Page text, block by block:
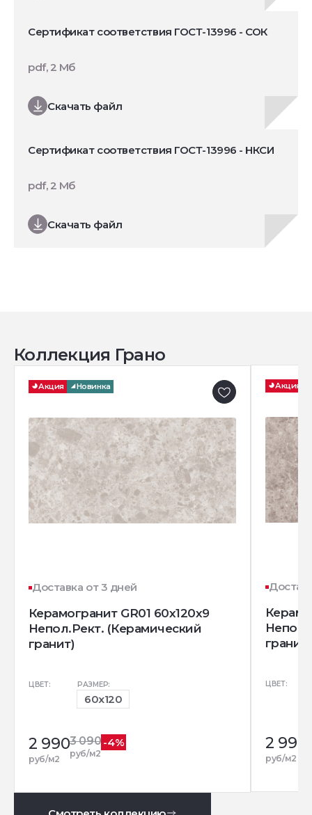
Сертификат соответствия ГОСТ-13996 - СОК
Скачать файл
pdf, 2 Мб
Сертификат соответствия ГОСТ-13996 - НКСИ
Скачать файл
pdf, 2 Мб
Коллекция Грано
Акция Новинка
Доставка от 3 дней
Керамогранит GR01 60x120x9
Непол.Рект. (Керамический
гранит)
ЦВЕТ: РАЗМЕР:
60x120
2 990
руб/м2
3 090
руб/м2
-4%
Акция
гранит)
ЦВЕТ:
2 990
руб/м2